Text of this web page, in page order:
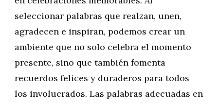
seleccionar palabras que realzan, unen,
agradecen e inspiran, podemos crear un
ambiente que no solo celebra el momento
presente, sino que también fomenta
recuerdos felices y duraderos para todos
los involucrados. Las palabras adecuadas en